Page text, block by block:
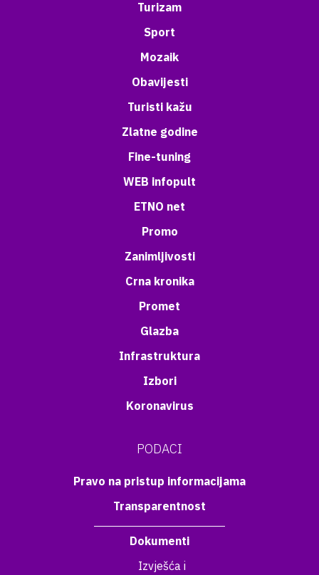
Turizam
Sport
Mozaik
Obavijesti
Turisti kažu
Zlatne godine
Fine-tuning
WEB infopult
ETNO net
Promo
Zanimljivosti
Crna kronika
Promet
Glazba
Infrastruktura
Izbori
Koronavirus
PODACI
Pravo na pristup informacijama
Transparentnost
Dokumenti
Izvješća i